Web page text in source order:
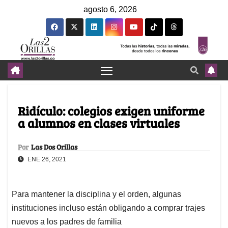
agosto 6, 2026
Ridículo: colegios exigen uniforme
a alumnos en clases virtuales
Por Las Dos Orillas
ENE 26, 2021
Para mantener la disciplina y el orden, algunas
instituciones incluso están obligando a comprar trajes
nuevos a los padres de familia